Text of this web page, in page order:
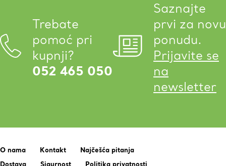
Trebate
pomoć pri
kupnji?
052 465 050
Saznajte
prvi za novu
ponudu.
Prijavite se
na
newsletter
O nama Kontakt
Najčešća pitanja
Dostava
Sigurnost Politika privatnosti